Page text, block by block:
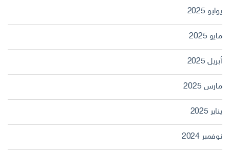
يوليو 2025
مايو 2025
أبريل 2025
مارس 2025
يناير 2025
نوفمبر 2024